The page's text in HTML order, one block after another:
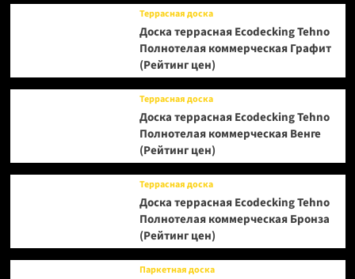
Террасная доска
Доска террасная Ecodecking Tehno
Полнотелая коммерческая Графит
(Рейтинг цен)
Террасная доска
Доска террасная Ecodecking Tehno
Полнотелая коммерческая Венге
(Рейтинг цен)
Террасная доска
Доска террасная Ecodecking Tehno
Полнотелая коммерческая Бронза
(Рейтинг цен)
Паркетная доска